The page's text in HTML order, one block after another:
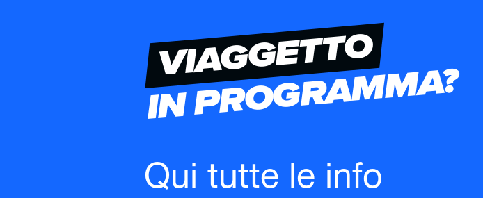
VIAGGETTO
IN PROGRAMMA?
Qui tutte le info